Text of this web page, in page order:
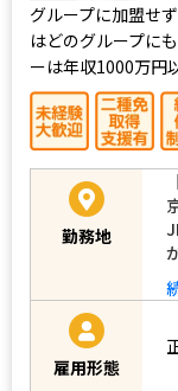
グループに加盟せ
はどのグループに
ーは年収1000万円
勤務地
雇用形態